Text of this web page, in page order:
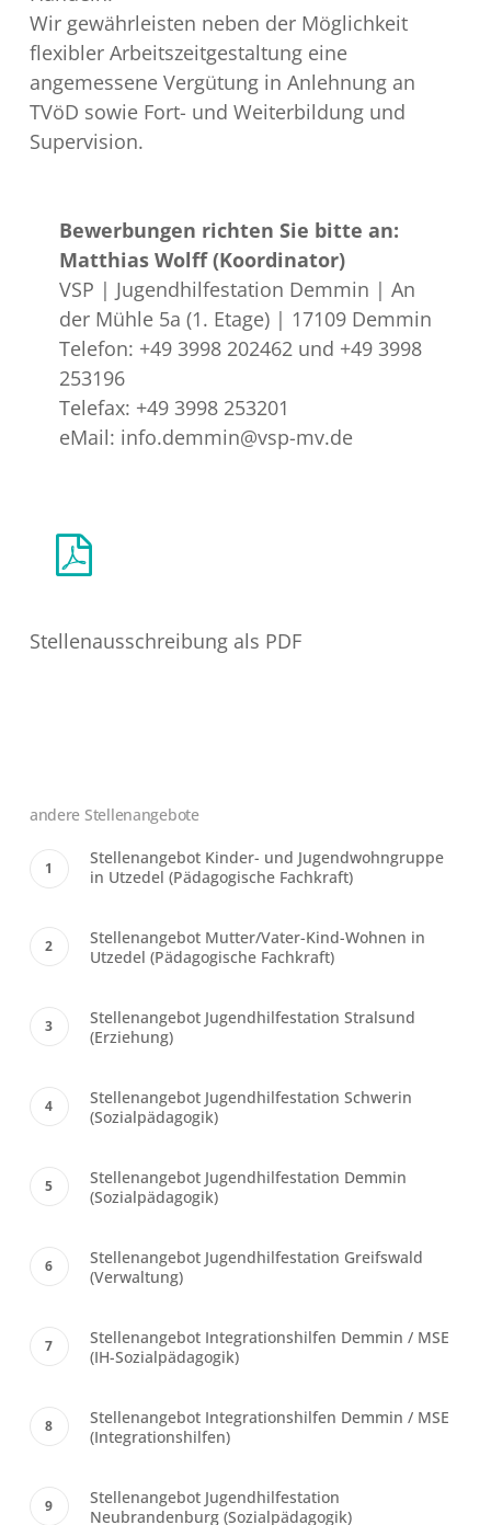
Wir gewährleisten neben der Möglichkeit
flexibler Arbeitszeitgestaltung eine
angemessene Vergütung in Anlehnung an
TVöD sowie Fort- und Weiterbildung und
Supervision.
Bewerbungen richten Sie bitte an:
Matthias Wolff (Koordinator)
VSP | Jugendhilfestation Demmin | An
der Mühle 5a (1. Etage) | 17109 Demmin
Telefon: +49 3998 202462 und +49 3998
253196
Telefax: +49 3998 253201
eMail: info.demmin@vsp-mv.de
Stellenausschreibung als PDF
andere Stellenangebote
Stellenangebot Kinder- und Jugendwohngruppe
in Utzedel (Pädagogische Fachkraft)
Stellenangebot Mutter/Vater-Kind-Wohnen in
Utzedel (Pädagogische Fachkraft)
Stellenangebot Jugendhilfestation Stralsund
(Erziehung)
Stellenangebot Jugendhilfestation Schwerin
(Sozialpädagogik)
Stellenangebot Jugendhilfestation Demmin
(Sozialpädagogik)
Stellenangebot Jugendhilfestation Greifswald
(Verwaltung)
Stellenangebot Integrationshilfen Demmin / MSE
(IH-Sozialpädagogik)
Stellenangebot Integrationshilfen Demmin / MSE
(Integrationshilfen)
Stellenangebot Jugendhilfestation
Neubrandenburg (Sozialpädagogik)